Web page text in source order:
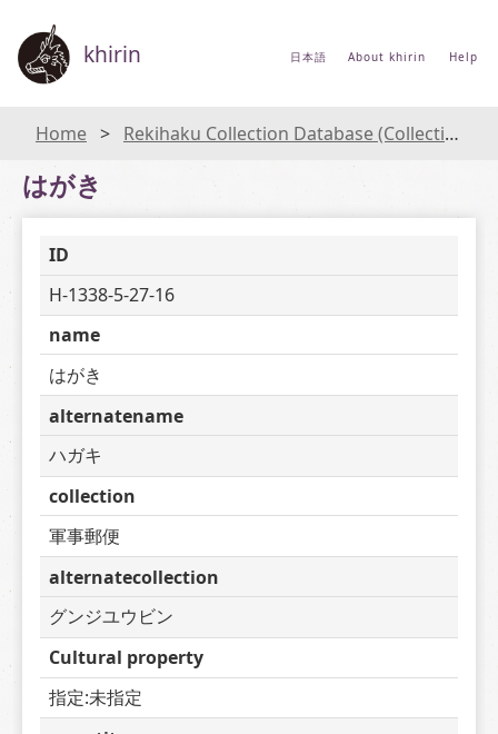
khirin 日本語 About khirin Help
Home Rekihaku Collection Database (Collections Database of the National Museum of Japanese History)
はがき
ID
H-1338-5-27-16
name
はがき
alternatename
ハガキ
collection
軍事郵便
alternatecollection
グンジユウビン
Cultural property
指定:未指定